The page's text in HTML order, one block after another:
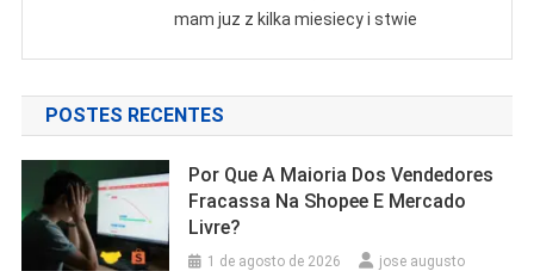
mam juz z kilka miesiecy i stwie
POSTES RECENTES
Por Que A Maioria Dos Vendedores
Fracassa Na Shopee E Mercado
Livre?
1 de agosto de 2026 jose augusto